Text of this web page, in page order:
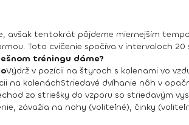
avšak tentokrát pôjdeme miernejším
Toto cvičenie spočíva v intervaloch
tréningu dáme?
Výdrž v pozícii na štyroch s kolenami vo
na kolenáchStriedavé dvíhanie nôh v
zo striešky do vzporu so striedavým
závažia na nohy (voliteľné), činky